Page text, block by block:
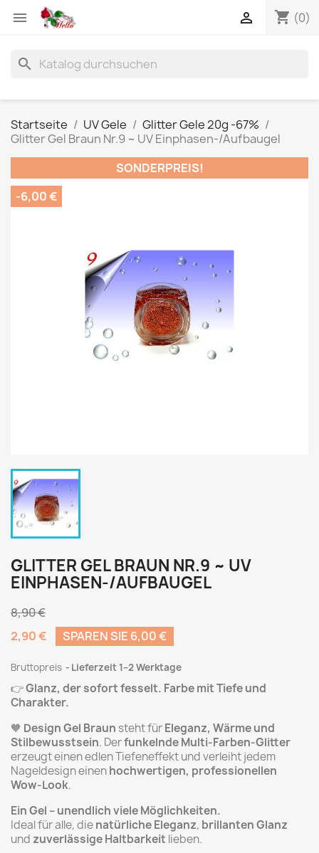
 shopping_cart (0)

search
Startseite UV Gele
Glitter Gele 20g -67%
Glitter Gel Braun Nr.9 ~ UV Einphasen-/Aufbaugel
SONDERPREIS!
-6,00 €
GLITTER GEL BRAUN NR.9 ~ UV
EINPHASEN-/AUFBAUGEL
8,90 €
2,90 €
SPAREN SIE 6,00 €
Bruttopreis Lieferzeit 1–2 Werktage
👉Glanz, der sofort fesselt. Farbe mit Tiefe und
Charakter.
🧡 Design Gel Braun steht fürEleganz, Wärme und
Stilbewusstsein. Derfunkelnde Multi-Farben-Glitter
erzeugt einen edlen Tiefeneffekt und verleiht jedem
Nageldesign einenhochwertigen, professionellen
Wow-Look.
Ein Gel – unendlich viele Möglichkeiten.
Ideal für alle, dienatürliche Eleganz, brillanten Glanz
und zuverlässige Haltbarkeit lieben.